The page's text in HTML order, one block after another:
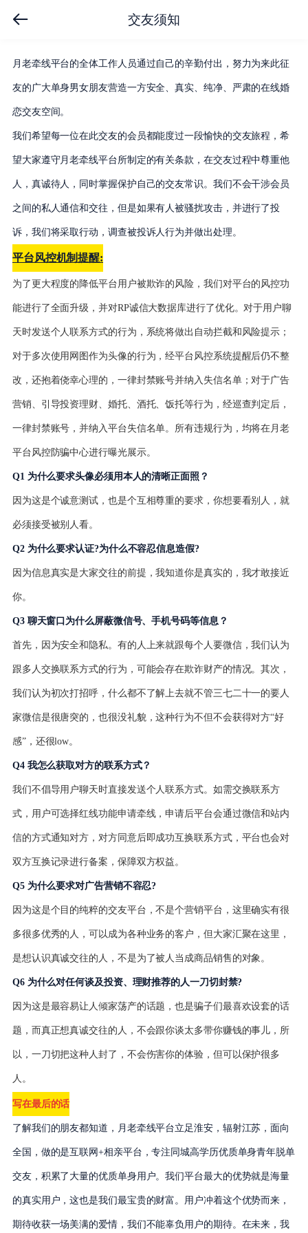
交友须知
月老牵线平台的全体工作人员通过自己的辛勤付出，努力为来此征
友的广大单身男女朋友营造一方安全、真实、纯净、严肃的在线婚
恋交友空间。
我们希望每一位在此交友的会员都能度过一段愉快的交友旅程，希
望大家遵守月老牵线平台所制定的有关条款，在交友过程中尊重他
人，真诚待人，同时掌握保护自己的交友常识。我们不会干涉会员
之间的私人通信和交往，但是如果有人被骚扰攻击，并进行了投
诉，我们将采取行动，调查被投诉人行为并做出处理。
平台风控机制提醒:
为了更大程度的降低平台用户被欺诈的风险，我们对平台的风控功
能进行了全面升级，并对RP诚信大数据库进行了优化。对于用户聊
天时发送个人联系方式的行为，系统将做出自动拦截和风险提示；
对于多次使用网图作为头像的行为，经平台风控系统提醒后仍不整
改，还抱着侥幸心理的，一律封禁账号并纳入失信名单；对于广告
营销、引导投资理财、婚托、酒托、饭托等行为，经巡查判定后，
一律封禁账号，并纳入平台失信名单。所有违规行为，均将在月老
平台风控防骗中心进行曝光展示。
Q1 为什么要求头像必须用本人的清晰正面照？
因为这是个诚意测试，也是个互相尊重的要求，你想要看别人，就
必须接受被别人看。
Q2 为什么要求认证?为什么不容忍信息造假?
因为信息真实是大家交往的前提，我知道你是真实的，我才敢接近
你。
Q3 聊天窗口为什么屏蔽微信号、手机号码等信息？
首先，因为安全和隐私。有的人上来就跟每个人要微信，我们认为
跟多人交换联系方式的行为，可能会存在欺诈财产的情况。其次，
我们认为初次打招呼，什么都不了解上去就不管三七二十一的要人
家微信是很唐突的，也很没礼貌，这种行为不但不会获得对方“好
感”，还很low。
Q4 我怎么获取对方的联系方式？
我们不倡导用户聊天时直接发送个人联系方式。如需交换联系方
式，用户可选择红线功能申请牵线，申请后平台会通过微信和站内
信的方式通知对方，对方同意后即成功互换联系方式，平台也会对
双方互换记录进行备案，保障双方权益。
Q5 为什么要求对广告营销不容忍?
因为这是个目的纯粹的交友平台，不是个营销平台，这里确实有很
多很多优秀的人，可以成为各种业务的客户，但大家汇聚在这里，
是想认识真诚交往的人，不是为了被人当成商品销售的对象。
Q6 为什么对任何谈及投资、理财推荐的人一刀切封禁?
因为这是最容易让人倾家荡产的话题，也是骗子们最喜欢设套的话
题，而真正想真诚交往的人，不会跟你谈太多带你赚钱的事儿，所
以，一刀切把这种人封了，不会伤害你的体验，但可以保护很多
人。
写在最后的话
了解我们的朋友都知道，月老牵线平台立足淮安，辐射江苏，面向
全国，做的是互联网+相亲平台，专注同城高学历优质单身青年脱单
交友，积累了大量的优质单身用户。我们平台最大的优势就是海量
的真实用户，这也是我们最宝贵的财富。用户冲着这个优势而来，
期待收获一场美满的爱情，我们不能辜负用户的期待。在未来，我